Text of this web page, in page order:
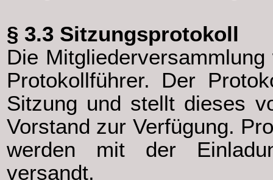
§ 3.3 Sitzungsprotokoll
Die
Protokollführer. Der
Sitzung und stellt dieses
Vorstand zur Verfügung.
werden mit der
versandt.